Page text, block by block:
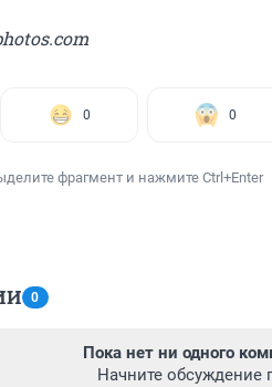
0 0
фрагмент и нажмите Ctrl+Enter
0
Пока нет ни одного
Начните обсуждение